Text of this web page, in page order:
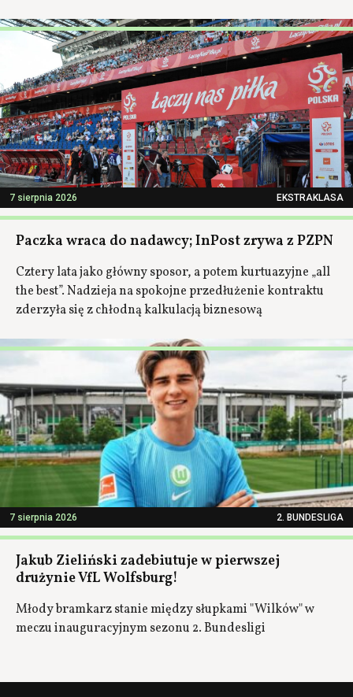
7 sierpnia 2026 EKSTRAKLASA
Paczka wraca do nadawcy; InPost zrywa z PZPN
Cztery lata jako główny sposor, a potem kurtuazyjne „all
the best”. Nadzieja na spokojne przedłużenie kontraktu
zderzyła się z chłodną kalkulacją biznesową
7 sierpnia 2026 2. BUNDESLIGA
Jakub Zieliński zadebiutuje w pierwszej
drużynie VfL Wolfsburg!
Młody bramkarz stanie między słupkami "Wilków" w
meczu inauguracyjnym sezonu 2. Bundesligi